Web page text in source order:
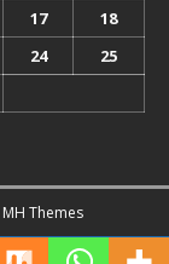
17
18
24
25
MH Themes